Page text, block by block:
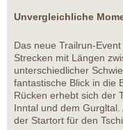
Unvergleichliche
Das neue Trailrun-
Strecken mit Längen
unterschiedlicher
fantastische Blick in die
Rücken erhebt sich der
Inntal und dem
der Startort für den